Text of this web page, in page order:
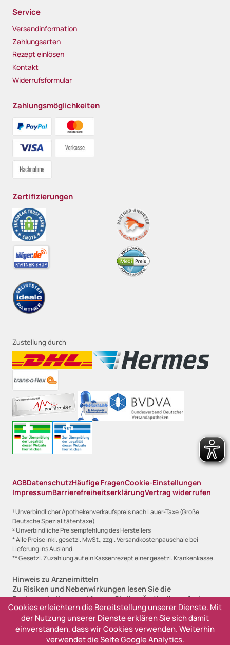
Cookies erleichtern die Bereitstellung unserer Dienste. Mit
der Nutzung unserer Dienste erklären Sie sich damit
einverstanden, dass wir Cookies verwenden. Weiterhin
verwendet die Seite Google Analytics.
Service
Versandinformation
Zahlungsarten
Rezept einlösen
Kontakt
Widerrufsformular
Zahlungsmöglichkeiten
Zertifizierungen
Zustellung durch
AGBDatenschutzHäufige FragenCookie-Einstellungen
ImpressumBarrierefreiheitserklärungVertrag widerrufen
¹ Unverbindlicher Apothekenverkaufspreis nach Lauer-Taxe (Große
Deutsche Spezialitätentaxe)
² Unverbindliche Preisempfehlung des Herstellers
* Alle Preise inkl. gesetzl. MwSt., zzgl. Versandkostenpauschale bei
Lieferung ins Ausland.
** Gesetzl. Zuzahlung auf ein Kassenrezept einer gesetzl. Krankenkasse.
Hinweis zu Arzneimitteln
Zu Risiken und Nebenwirkungen lesen Sie die
Packungsbeilage und fragen Sie Ihre Ärztin, Ihren Arzt
oder in Ihrer Apotheke.
Angabe zur Lieferfristanzeige
Sofort lieferbar, 1-2 Werktage (versandfertig)